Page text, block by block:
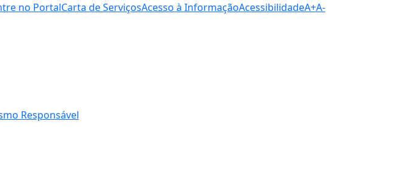
no PortalCarta de ServiçosAcesso à InformaçãoAcessibilidadeA+A-
Responsável